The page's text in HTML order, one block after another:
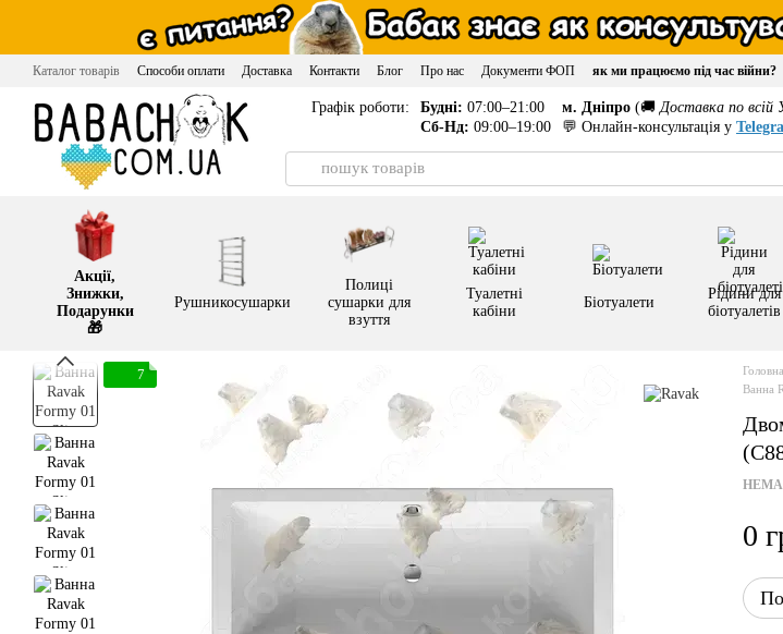
Перейти до основного контенту
Каталог товарів Способи оплати Доставка Контакти Блог Про нас Документи ФОП як ми працюємо під час війни?
Графік роботи: Будні: 07:00–21:00
Сб-Нд: 09:00–19:00
м. Дніпро (🚚 Доставка по всій
💬 Онлайн-консультація у
Акції,
Знижки,
Подарунки
🎁
Рушникосушарки
Полиці
сушарки для
взуття
Туалетні
кабіни
Біотуалети
Рідини для
біотуалетів
7 Головна
Ванна
0